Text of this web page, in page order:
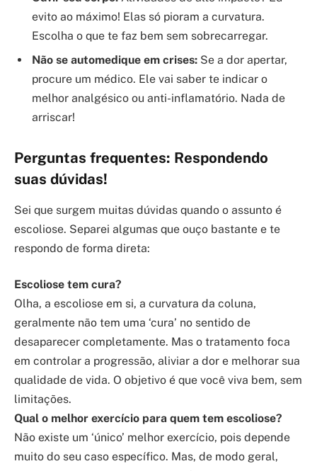
evito ao máximo! Elas só pioram a curvatura.
Escolha o que te faz bem sem sobrecarregar.
Não se automedique em crises: Se a dor apertar,
procure um médico. Ele vai saber te indicar o
melhor analgésico ou anti-inflamatório. Nada de
arriscar!
Perguntas frequentes: Respondendo
suas dúvidas!
Sei que surgem muitas dúvidas quando o assunto é
escoliose. Separei algumas que ouço bastante e te
respondo de forma direta:
Escoliose tem cura?
Olha, a escoliose em si, a curvatura da coluna,
geralmente não tem uma ‘cura’ no sentido de
desaparecer completamente. Mas o tratamento foca
em controlar a progressão, aliviar a dor e melhorar sua
qualidade de vida. O objetivo é que você viva bem, sem
limitações.
Qual o melhor exercício para quem tem escoliose?
Não existe um ‘único’ melhor exercício, pois depende
muito do seu caso específico. Mas, de modo geral,